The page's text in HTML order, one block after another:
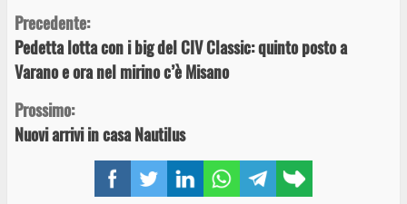
FacebookTwitterLinkedInWhatsAppTelegram
link
Continue
Reading
Precedente:
Pedetta lotta con i big del CIV Classic: quinto posto a
Varano e ora nel mirino c’è Misano
Prossimo:
Nuovi arrivi in casa Nautilus